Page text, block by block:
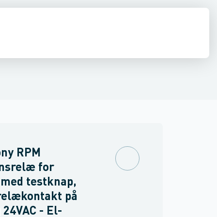
RPM
for
testknap,
på
24VAC - El-